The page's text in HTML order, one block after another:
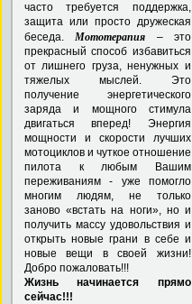
часто требуется поддержка,
защита или просто дружеская
беседа. Мототерапия
– это
прекрасный способ избавиться
от лишнего груза, ненужных и
тяжелых мыслей. Это
получение энергетического
заряда и мощного стимула
двигаться вперед! Энергия
мощности и скорости лучших
мотоциклов и чуткое отношение
пилота к любым Вашим
переживаниям - уже помогло
многим людям, не только
заново «встать на ноги», но и
получить массу удовольствия и
открыть новые грани в себе и
новые вещи в своей жизни!
Добро пожаловать!!!
Жизнь начинается прямо
сейчас!!!